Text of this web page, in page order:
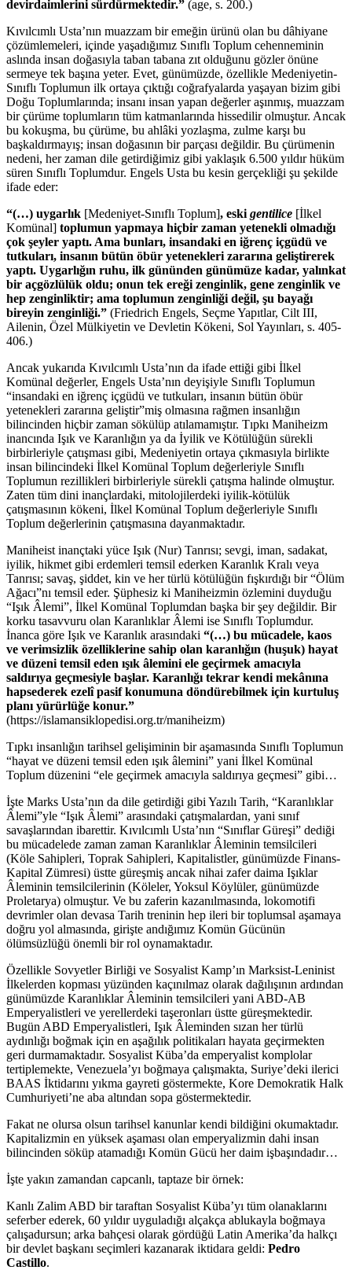
devirdaimlerini sürdürmektedir.” (age, s. 200.)
Kıvılcımlı Usta’nın muazzam bir emeğin ürünü olan bu dâhiyane
çözümlemeleri, içinde yaşadığımız Sınıflı Toplum cehenneminin
aslında insan doğasıyla taban tabana zıt olduğunu gözler önüne
sermeye tek başına yeter. Evet, günümüzde, özellikle Medeniyetin-
Sınıflı Toplumun ilk ortaya çıktığı coğrafyalarda yaşayan bizim gibi
Doğu Toplumlarında; insanı insan yapan değerler aşınmış, muazzam
bir çürüme toplumların tüm katmanlarında hissedilir olmuştur. Ancak
bu kokuşma, bu çürüme, bu ahlâki yozlaşma, zulme karşı bu
başkaldırmayış; insan doğasının bir parçası değildir. Bu çürümenin
nedeni, her zaman dile getirdiğimiz gibi yaklaşık 6.500 yıldır hüküm
süren Sınıflı Toplumdur. Engels Usta bu kesin gerçekliği şu şekilde
ifade eder:
“(…) uygarlık [Medeniyet-Sınıflı Toplum], eski gentilice [İlkel
Komünal] toplumun yapmaya hiçbir zaman yetenekli olmadığı
çok şeyler yaptı. Ama bunları, insandaki en iğrenç içgüdü ve
tutkuları, insanın bütün öbür yetenekleri zararına geliştirerek
yaptı. Uygarlığın ruhu, ilk gününden günümüze kadar, yalınkat
bir açgözlülük oldu; onun tek ereği zenginlik, gene zenginlik ve
hep zenginliktir; ama toplumun zenginliği değil, şu bayağı
bireyin zenginliği.” (Friedrich Engels, Seçme Yapıtlar, Cilt III,
Ailenin, Özel Mülkiyetin ve Devletin Kökeni, Sol Yayınları, s. 405-
406.)
Ancak yukarıda Kıvılcımlı Usta’nın da ifade ettiği gibi İlkel
Komünal değerler, Engels Usta’nın deyişiyle Sınıflı Toplumun
“insandaki en iğrenç içgüdü ve tutkuları, insanın bütün öbür
yetenekleri zararına geliştir”miş olmasına rağmen insanlığın
bilincinden hiçbir zaman sökülüp atılamamıştır. Tıpkı Maniheizm
inancında Işık ve Karanlığın ya da İyilik ve Kötülüğün sürekli
birbirleriyle çatışması gibi, Medeniyetin ortaya çıkmasıyla birlikte
insan bilincindeki İlkel Komünal Toplum değerleriyle Sınıflı
Toplumun rezillikleri birbirleriyle sürekli çatışma halinde olmuştur.
Zaten tüm dini inançlardaki, mitolojilerdeki iyilik-kötülük
çatışmasının kökeni, İlkel Komünal Toplum değerleriyle Sınıflı
Toplum değerlerinin çatışmasına dayanmaktadır.
Maniheist inançtaki yüce Işık (Nur) Tanrısı; sevgi, iman, sadakat,
iyilik, hikmet gibi erdemleri temsil ederken Karanlık Kralı veya
Tanrısı; savaş, şiddet, kin ve her türlü kötülüğün fışkırdığı bir “Ölüm
Ağacı”nı temsil eder. Şüphesiz ki Maniheizmin özlemini duyduğu
“Işık Âlemi”, İlkel Komünal Toplumdan başka bir şey değildir. Bir
korku tasavvuru olan Karanlıklar Âlemi ise Sınıflı Toplumdur.
İnanca göre Işık ve Karanlık arasındaki “(…) bu mücadele, kaos
ve verimsizlik özelliklerine sahip olan karanlığın (huşuk) hayat
ve düzeni temsil eden ışık âlemini ele geçirmek amacıyla
saldırıya geçmesiyle başlar. Karanlığı tekrar kendi mekânına
hapsederek ezelî pasif konumuna döndürebilmek için kurtuluş
planı yürürlüğe konur.”
(https://islamansiklopedisi.org.tr/maniheizm)
Tıpkı insanlığın tarihsel gelişiminin bir aşamasında Sınıflı Toplumun
“hayat ve düzeni temsil eden ışık âlemini” yani İlkel Komünal
Toplum düzenini “ele geçirmek amacıyla saldırıya geçmesi” gibi…
İşte Marks Usta’nın da dile getirdiği gibi Yazılı Tarih, “Karanlıklar
Âlemi”yle “Işık Âlemi” arasındaki çatışmalardan, yani sınıf
savaşlarından ibarettir. Kıvılcımlı Usta’nın “Sınıflar Güreşi” dediği
bu mücadelede zaman zaman Karanlıklar Âleminin temsilcileri
(Köle Sahipleri, Toprak Sahipleri, Kapitalistler, günümüzde Finans-
Kapital Zümresi) üstte güreşmiş ancak nihai zafer daima Işıklar
Âleminin temsilcilerinin (Köleler, Yoksul Köylüler, günümüzde
Proletarya) olmuştur. Ve bu zaferin kazanılmasında, lokomotifi
devrimler olan devasa Tarih treninin hep ileri bir toplumsal aşamaya
doğru yol almasında, girişte andığımız Komün Gücünün
ölümsüzlüğü önemli bir rol oynamaktadır.
Özellikle Sovyetler Birliği ve Sosyalist Kamp’ın Marksist-Leninist
İlkelerden kopması yüzünden kaçınılmaz olarak dağılışının ardından
günümüzde Karanlıklar Âleminin temsilcileri yani ABD-AB
Emperyalistleri ve yerellerdeki taşeronları üstte güreşmektedir.
Bugün ABD Emperyalistleri, Işık Âleminden sızan her türlü
aydınlığı boğmak için en aşağılık politikaları hayata geçirmekten
geri durmamaktadır. Sosyalist Küba’da emperyalist komplolar
tertiplemekte, Venezuela’yı boğmaya çalışmakta, Suriye’deki ilerici
BAAS İktidarını yıkma gayreti göstermekte, Kore Demokratik Halk
Cumhuriyeti’ne aba altından sopa göstermektedir.
Fakat ne olursa olsun tarihsel kanunlar kendi bildiğini okumaktadır.
Kapitalizmin en yüksek aşaması olan emperyalizmin dahi insan
bilincinden söküp atamadığı Komün Gücü her daim işbaşındadır…
İşte yakın zamandan capcanlı, taptaze bir örnek:
Kanlı Zalim ABD bir taraftan Sosyalist Küba’yı tüm olanaklarını
seferber ederek, 60 yıldır uyguladığı alçakça ablukayla boğmaya
çalışadursun; arka bahçesi olarak gördüğü Latin Amerika’da halkçı
bir devlet başkanı seçimleri kazanarak iktidara geldi: Pedro
Castillo.